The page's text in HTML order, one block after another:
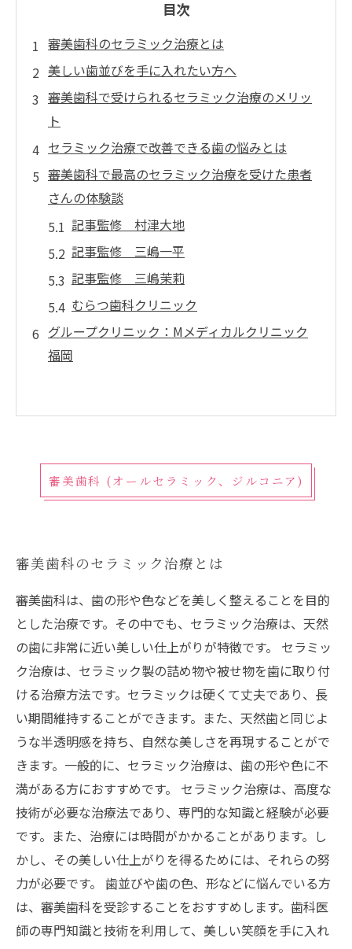
目次
審美歯科のセラミック治療とは
美しい歯並びを手に入れたい方へ
審美歯科で受けられるセラミック治療のメリッ
ト
セラミック治療で改善できる歯の悩みとは
審美歯科で最高のセラミック治療を受けた患者
さんの体験談
記事監修 村津大地
記事監修 三嶋一平
記事監修 三嶋茉莉
むらつ歯科クリニック
グループクリニック：Mメディカルクリニック
福岡
審美歯科 (オールセラミック、ジルコニア)
審美歯科のセラミック治療とは
審美歯科は、歯の形や色などを美しく整えることを目的
とした治療です。その中でも、セラミック治療は、天然
の歯に非常に近い美しい仕上がりが特徴です。 セラミッ
ク治療は、セラミック製の詰め物や被せ物を歯に取り付
ける治療方法です。セラミックは硬くて丈夫であり、長
い期間維持することができます。また、天然歯と同じよ
うな半透明感を持ち、自然な美しさを再現することがで
きます。一般的に、セラミック治療は、歯の形や色に不
満がある方におすすめです。 セラミック治療は、高度な
技術が必要な治療法であり、専門的な知識と経験が必要
です。また、治療には時間がかかることがあります。し
かし、その美しい仕上がりを得るためには、それらの努
力が必要です。 歯並びや歯の色、形などに悩んでいる方
は、審美歯科を受診することをおすすめします。歯科医
師の専門知識と技術を利用して、美しい笑顔を手に入れ